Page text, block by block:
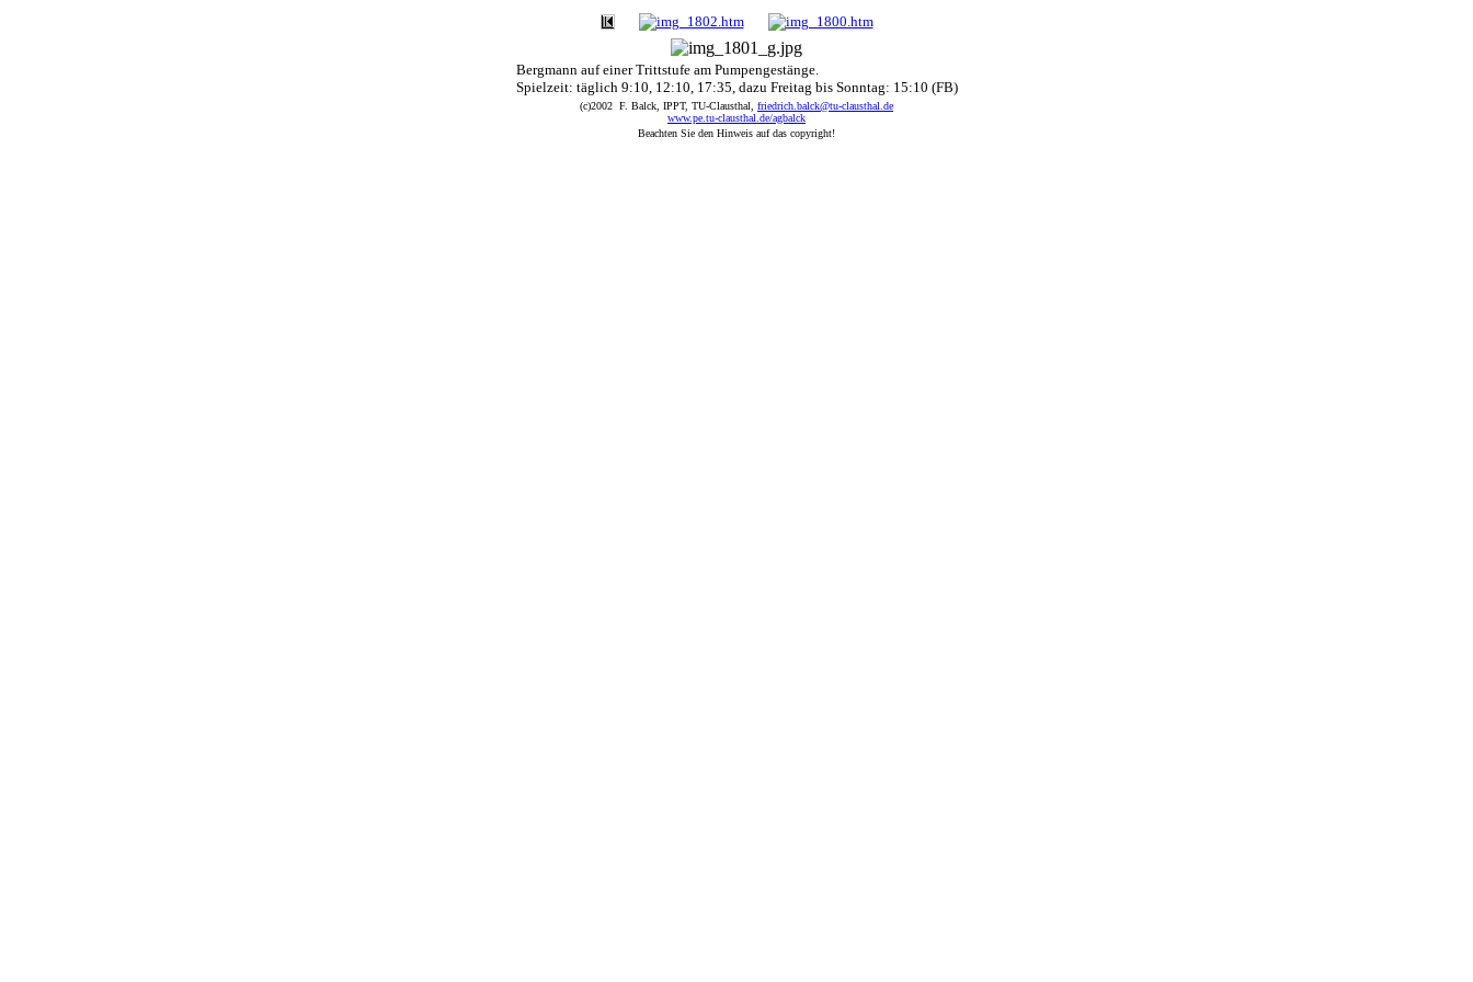
Bergmann auf einer Trittstufe am Pumpengestänge.
Spielzeit: täglich 9:10, 12:10, 17:35, dazu Freitag bis Sonntag: 15:10 (FB)
(c)2002 F. Balck, IPPT, TU-Clausthal, friedrich.balck@tu-clausthal.de
www.pe.tu-clausthal.de/agbalck
Beachten Sie den Hinweis auf das copyright!